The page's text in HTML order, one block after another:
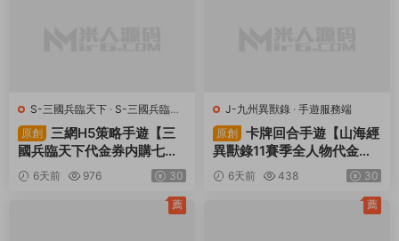
S-三國兵臨天下 · S-三國兵臨天
下· 手遊服務端·頁遊服務端
原創
三網H5策略手遊【三
國兵臨天下代金券内購七合
修複版】Linux手工服務端
+管理後台+GM授權後台
+簡易安卓客戶端+視頻架設
6天前 976 30
J-九州異獸錄 · 手遊服務端
原創
卡牌回合手遊【山海經
異獸錄11賽季全人物代金券
内購版】Win一鍵服務端+授
權GM後台+管理後台+熱更
修改工具+安卓+視頻架設教
6天前 438 30
薦 薦